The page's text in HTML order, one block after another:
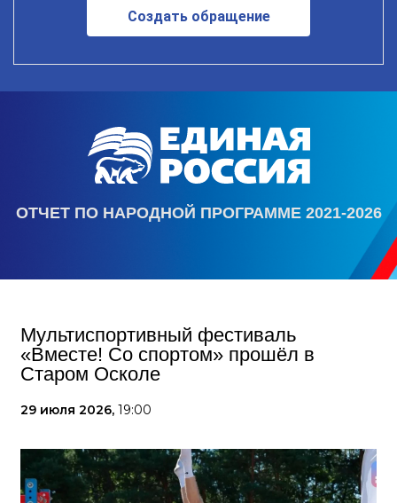
Создать обращение
ОТЧЕТ ПО НАРОДНОЙ ПРОГРАММЕ 2021-2026
Мультиспортивный фестиваль
«Вместе! Со спортом» прошёл в
Старом Осколе
29 июля 2026, 19:00